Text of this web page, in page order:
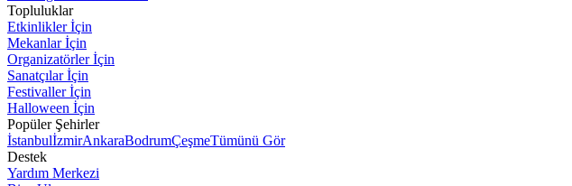
Topluluklar
Etkinlikler İçin
Mekanlar İçin
Organizatörler İçin
Sanatçılar İçin
Festivaller İçin
Halloween İçin
Popüler Şehirler
İstanbulİzmirAnkaraBodrumÇeşmeTümünü Gör
Destek
Yardım Merkezi